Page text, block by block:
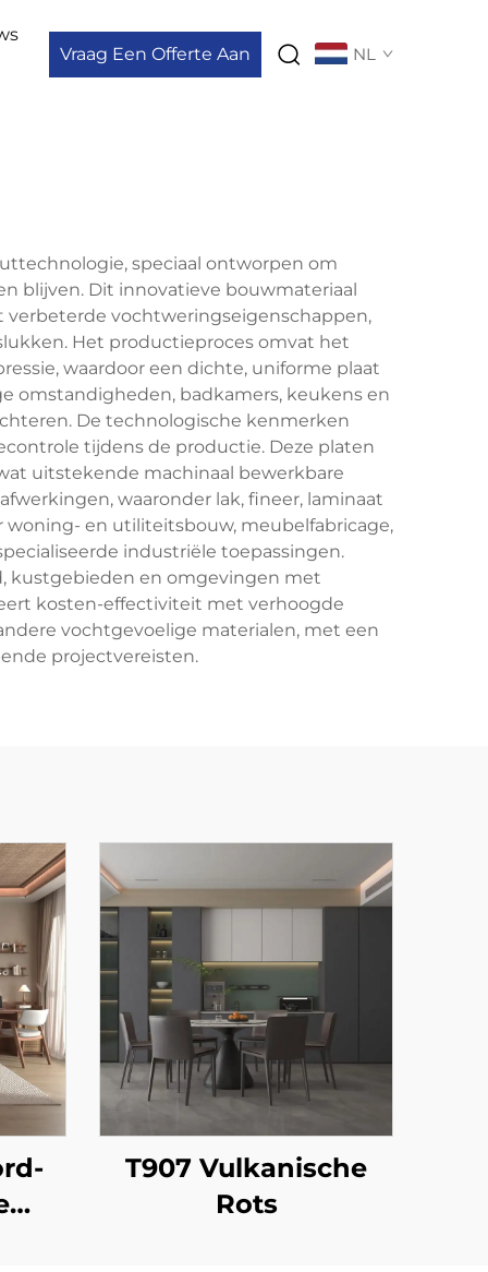
Vraag Een Offerte Aan NL
speciaal ontworpen om
blijven. Dit innovatieve bouwmateriaal
vochtweringseigenschappen,
Het productieproces omvat het
waardoor een dichte, uniforme plaat
omstandigheden, badkamers, keukens en
De technologische kenmerken
tijdens de productie. Deze platen
uitstekende machinaal bewerkbare
waaronder lak, fineer, laminaat
woning- en utiliteitsbouw, meubelfabricage,
industriële toepassingen.
kustgebieden en omgevingen met
kosten-effectiviteit met verhoogde
vochtgevoelige materialen, met een
projectvereisten.
T907 Vulkanische
Rots